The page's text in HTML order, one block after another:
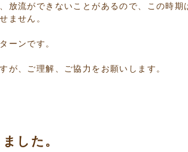
放流ができないことがあるので、この時期
ません。
ーンです。
が、ご理解、ご協力をお願いします。
した。